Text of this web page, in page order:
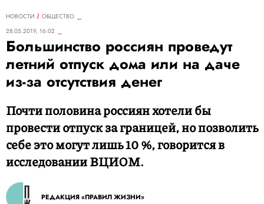
НОВОСТИ
ОБЩЕСТВО
28.05.2019, 16:02
Большинство россиян проведут
летний отпуск дома или на даче
из-за отсутствия денег
Почти половина россиян хотели бы
провести отпуск за границей, но позволить
себе это могут лишь 10 %, говорится в
исследовании ВЦИОМ.
РЕДАКЦИЯ «ПРАВИЛ ЖИЗНИ»